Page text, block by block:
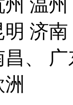
温
济
、